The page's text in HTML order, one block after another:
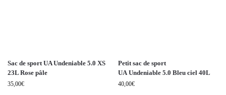
Sac de sport UA Undeniable 5.0 XS
23L Rose pâle
35,00€
Petit sac de sport
UA Undeniable 5.0 Bleu ciel 40L
40,00€